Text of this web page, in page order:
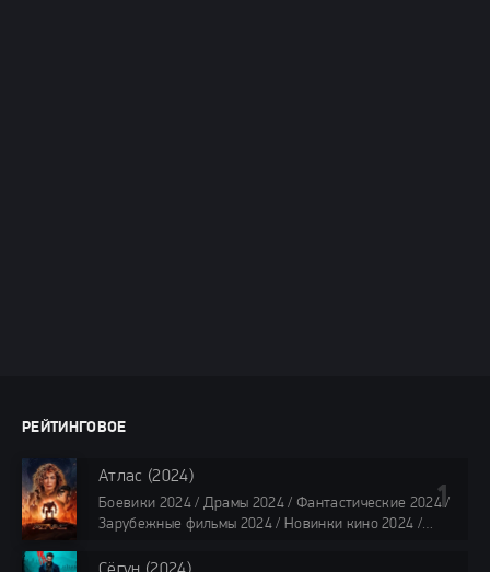
РЕЙТИНГОВОЕ
Атлас (2024)
Боевики 2024 / Драмы 2024 / Фантастические 2024 /
Зарубежные фильмы 2024 / Новинки кино 2024 /
Фильмы 4K / Фильмы 2024 / Популярные фильмы /